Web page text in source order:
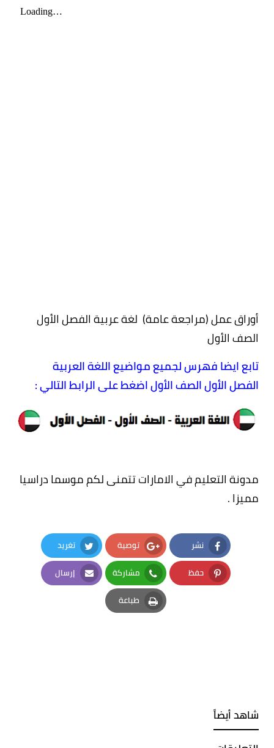
أوراق عمل (مراجعة عامة) لغة عربية الفصل الأول
الصف الأول
تابع ايضا فهرس لجميع مواضيع اللغة العربية
الفصل الأول الصف الأول اضغط على الرابط التالي :
مدونة التعليم في الامارات تتمنى لكم موسما دراسيا
مميزا .
نشر
Facebook
توصية
Google Plus
تغريد
Twitter
حفظ
Pinterest
مشاركة
Whatsapp
إرسال
Email
طباعة
Print
شاهد أيضاً